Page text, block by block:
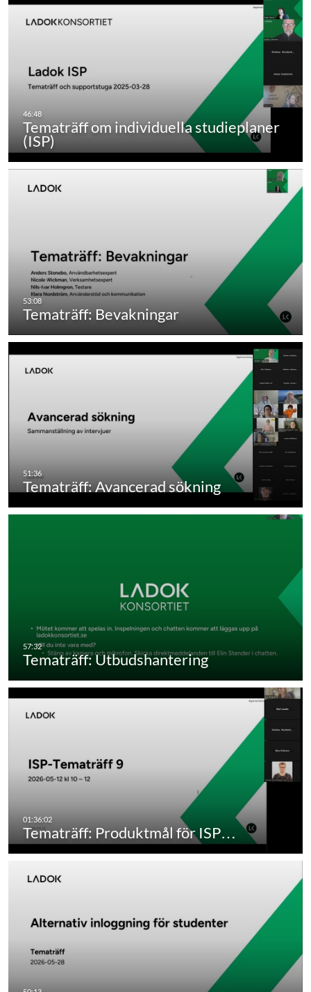
Tematräff om individuella studieplaner
(ISP)
Tematräff: Bevakningar
Tematräff: Avancerad sökning
Tematräff: Utbudshantering
Tematräff: Produktmål för ISP…